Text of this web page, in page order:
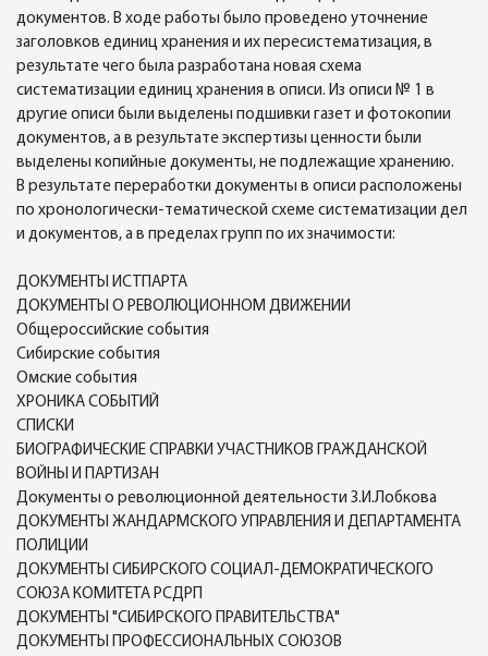
документов. В ходе работы было проведено уточнение
заголовков единиц хранения и их пересистематизация, в
результате чего была разработана новая схема
систематизации единиц хранения в описи. Из описи № 1 в
другие описи были выделены подшивки газет и фотокопии
документов, а в результате экспертизы ценности были
выделены копийные документы, не подлежащие хранению.
В результате переработки документы в описи расположены
по хронологически-тематической схеме систематизации дел
и документов, а в пределах групп по их значимости:
ДОКУМЕНТЫ ИСТПАРТА
ДОКУМЕНТЫ О РЕВОЛЮЦИОННОМ ДВИЖЕНИИ
Общероссийские события
Сибирские события
Омские события
ХРОНИКА СОБЫТИЙ
СПИСКИ
БИОГРАФИЧЕСКИЕ СПРАВКИ УЧАСТНИКОВ ГРАЖДАНСКОЙ
ВОЙНЫ И ПАРТИЗАН
Документы о революционной деятельности З.И.Лобкова
ДОКУМЕНТЫ ЖАНДАРМСКОГО УПРАВЛЕНИЯ И ДЕПАРТАМЕНТА
ПОЛИЦИИ
ДОКУМЕНТЫ СИБИРСКОГО СОЦИАЛ-ДЕМОКРАТИЧЕСКОГО
СОЮЗА КОМИТЕТА РСДРП
ДОКУМЕНТЫ "СИБИРСКОГО ПРАВИТЕЛЬСТВА"
ДОКУМЕНТЫ ПРОФЕССИОНАЛЬНЫХ СОЮЗОВ